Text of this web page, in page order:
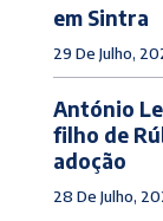
em Sintra
29 De Julho,
António
filho de
adoção
28 De Julho,